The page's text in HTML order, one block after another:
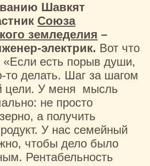
Шавкят
Союза
земледелия –
электрик. Вот что
«Если есть порыв души,
то делать. Шаг за шагом
цели. У меня мысль
не просто
а получить
У нас семейный
чтобы дело было
Рентабельность